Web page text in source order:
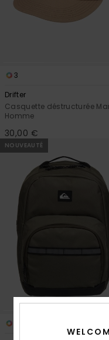
3
Drifter
Casquette déstructurée
Homme
30,00 €
NOUVEAUTÉ